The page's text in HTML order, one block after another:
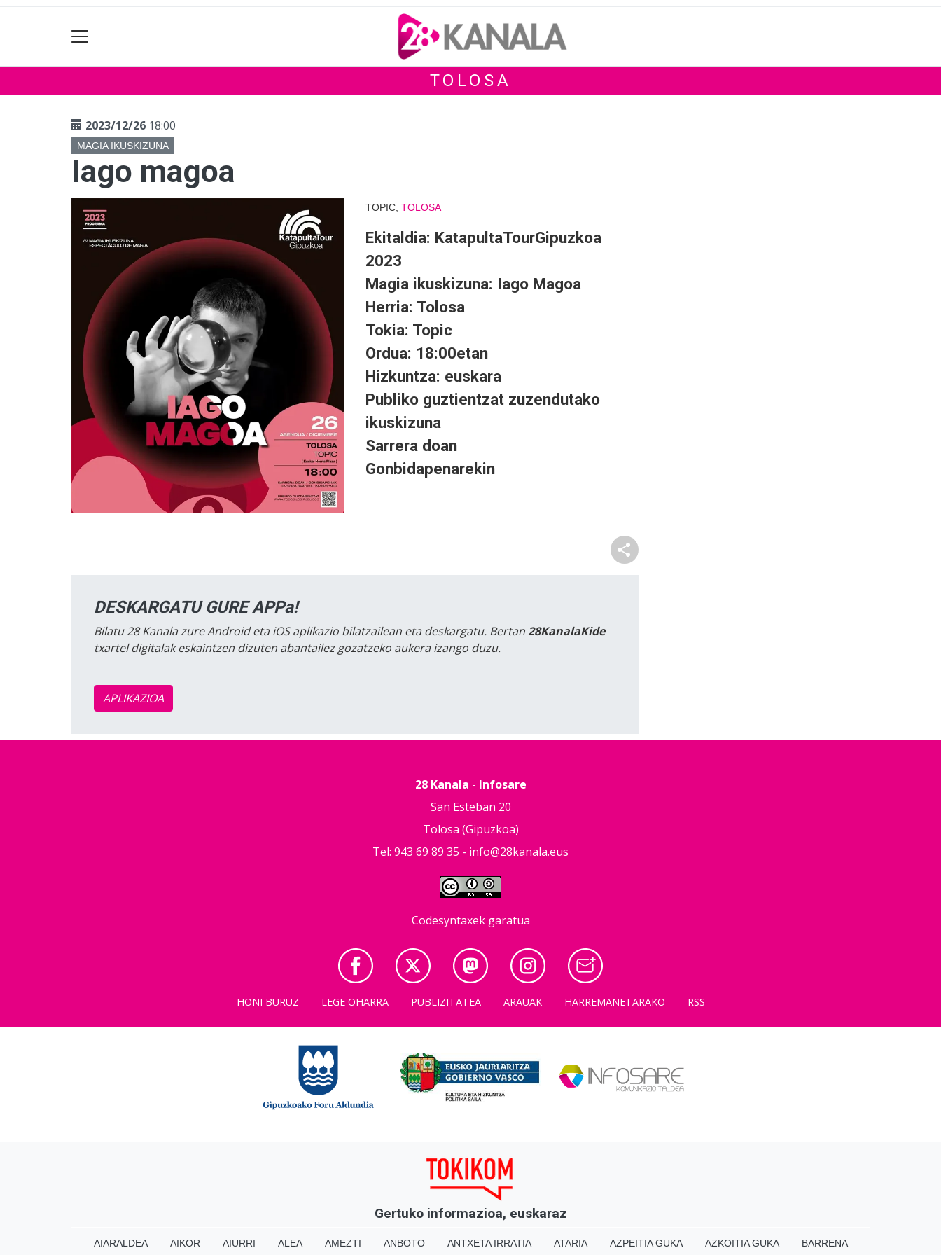
TOLOSA
2023/12/26 18:00
MAGIA IKUSKIZUNA
Iago magoa
TOPIC, TOLOSA
Ekitaldia: KatapultaTourGipuzkoa
2023
Magia ikuskizuna: Iago Magoa
Herria: Tolosa
Tokia: Topic
Ordua: 18:00etan
Hizkuntza: euskara
Publiko guztientzat zuzendutako
ikuskizuna
Sarrera doan
Gonbidapenarekin
DESKARGATU GURE APPa!
Bilatu 28 Kanala zure Android eta iOS aplikazio bilatzailean eta deskargatu. Bertan28KanalaKide
txartel digitalak eskaintzen dizuten abantailez gozatzeko aukera izango duzu.
APLIKAZIOA
28 Kanala - Infosare
San Esteban 20
Tolosa (Gipuzkoa)
Tel: 943 69 89 35 - info@28kanala.eus
Codesyntaxek garatua
HONI BURUZ LEGE OHARRA PUBLIZITATEA ARAUAK HARREMANETARAKO RSS
Gertuko informazioa, euskaraz
AIARALDEA AIKOR AIURRI ALEA AMEZTI ANBOTO ANTXETA IRRATIA ATARIA AZPEITIA GUKA AZKOITIA GUKA BARRENA